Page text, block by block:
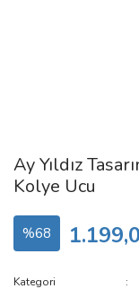
Ay Yıldız
Kolye Ucu
%68
Kategori